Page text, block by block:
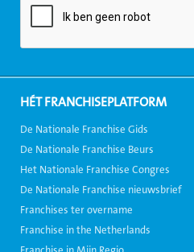
HÉT FRANCHISEPLATFORM
De Nationale Franchise Gids
De Nationale Franchise Beurs
Het Nationale Franchise Congres
De Nationale Franchise nieuwsbrief
Franchises ter overname
Franchise in the Netherlands